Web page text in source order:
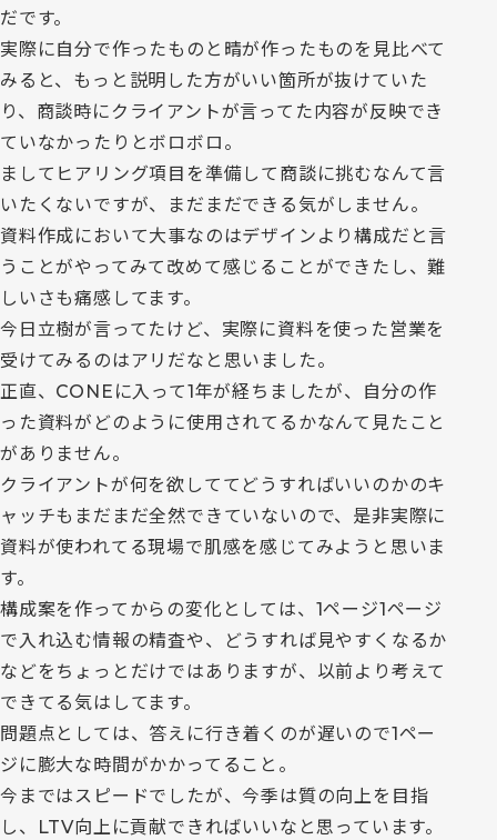
だです。
実際に自分で作ったものと晴が作ったものを見比べて
みると、もっと説明した方がいい箇所が抜けていた
り、商談時にクライアントが言ってた内容が反映でき
ていなかったりとボロボロ。
ましてヒアリング項目を準備して商談に挑むなんて言
いたくないですが、まだまだできる気がしません。
資料作成において大事なのはデザインより構成だと言
うことがやってみて改めて感じることができたし、難
しいさも痛感してます。
今日立樹が言ってたけど、実際に資料を使った営業を
受けてみるのはアリだなと思いました。
正直、CONEに入って1年が経ちましたが、自分の作
った資料がどのように使用されてるかなんて見たこと
がありません。
クライアントが何を欲しててどうすればいいのかのキ
ャッチもまだまだ全然できていないので、是非実際に
資料が使われてる現場で肌感を感じてみようと思いま
す。
構成案を作ってからの変化としては、1ページ1ページ
で入れ込む情報の精査や、どうすれば見やすくなるか
などをちょっとだけではありますが、以前より考えて
できてる気はしてます。
問題点としては、答えに行き着くのが遅いので1ペー
ジに膨大な時間がかかってること。
今まではスピードでしたが、今季は質の向上を目指
し、LTV向上に貢献できればいいなと思っています。